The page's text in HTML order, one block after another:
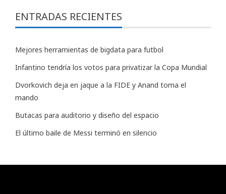
ENTRADAS RECIENTES
Mejores herramientas de bigdata para futbol
Infantino tendría los votos para privatizar la Copa Mundial
Dvorkovich deja en jaque a la FIDE y Anand toma el
mando
Butacas para auditorio y diseño del espacio
El último baile de Messi terminó en silencio